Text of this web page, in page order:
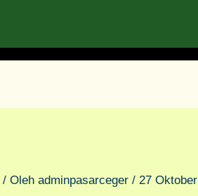
/ Olehadminpasarceger/27